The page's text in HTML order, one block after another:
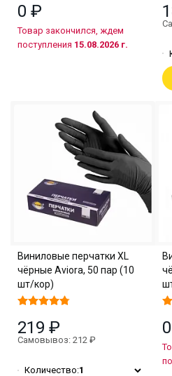
0 ₽
Товар закончился, ждем
поступления 15.08.2026 г.
Виниловые перчатки XL
чёрные Aviora, 50 пар (10
шт/кор)
219 ₽
Самовывоз: 212 ₽
Количество:1